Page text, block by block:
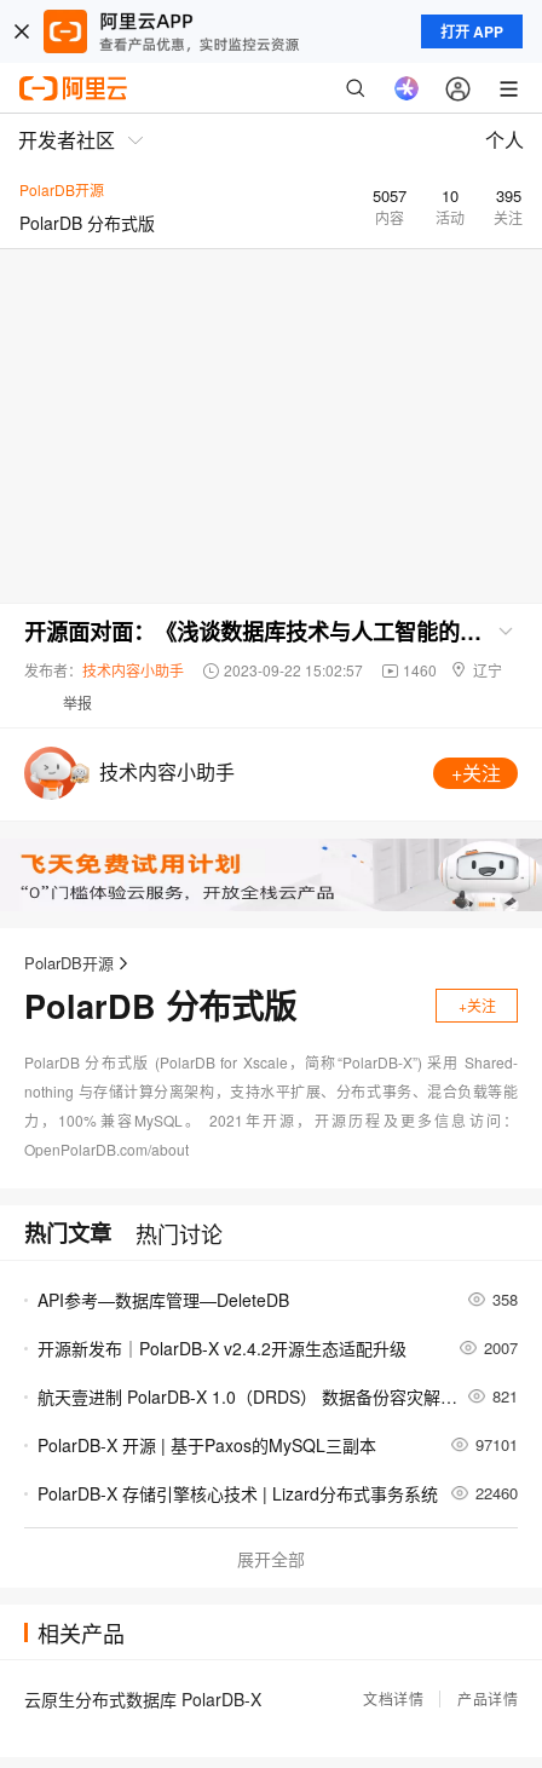
打开 APP
开发者社区 个人
PolarDB开源
PolarDB 分布式版
5057
内容
10
活动
395
关注
开源面对面：《浅谈数据库技术与人工智能的结合与实践》
发布者： 技术内容小助手 2023-09-22 15:02:57 1460
辽宁
举报
技术内容小助手 +关注
PolarDB开源
PolarDB 分布式版 +关注
PolarDB 分布式版 (PolarDB for Xscale，简称“PolarDB-X”) 采用 Shared-
nothing 与存储计算分离架构，支持水平扩展、分布式事务、混合负载等能
力，100%兼容MySQL。 2021年开源，开源历程及更多信息访问：
OpenPolarDB.com/about
热门文章 热门讨论
API参考—数据库管理—DeleteDB 358
开源新发布｜PolarDB-X v2.4.2开源生态适配升级 2007
航天壹进制 PolarDB-X 1.0（DRDS） 数据备份容灾解决方案 821
PolarDB-X 开源 | 基于Paxos的MySQL三副本 97101
PolarDB-X 存储引擎核心技术 | Lizard分布式事务系统 22460
PolarDB-X V2.3 集中式和分布式一体化开源发布
Linux 环境 国产银河麒麟V10操作系统安装 Polardb-X 数据库 单机版 rpm 包 教程 2623
展开全部
相关产品
云原生分布式数据库 PolarDB-X 文档详情 产品详情